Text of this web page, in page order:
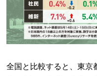
全国と比較すると、東京